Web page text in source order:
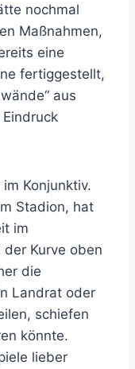
nochmal
Maßnahmen,
eine
fertiggestellt,
aus
Konjunktiv.
Stadion, hat
im
Kurve oben
die
Landrat oder
schiefen
könnte.
lieber